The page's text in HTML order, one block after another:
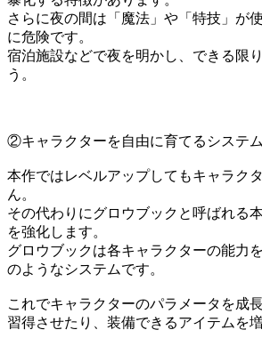
さらに夜の間は「魔法」や「特技」が
に危険です。
宿泊施設などで夜を明かし、できる限
う。
②キャラクターを自由に育てるシステム
本作ではレベルアップしてもキャラク
ん。
その代わりにグロウブックと呼ばれる
を強化します。
グロウブックは各キャラクターの能力
のようなシステムです。
これでキャラクターのパラメータを成
習得させたり、装備できるアイテムを